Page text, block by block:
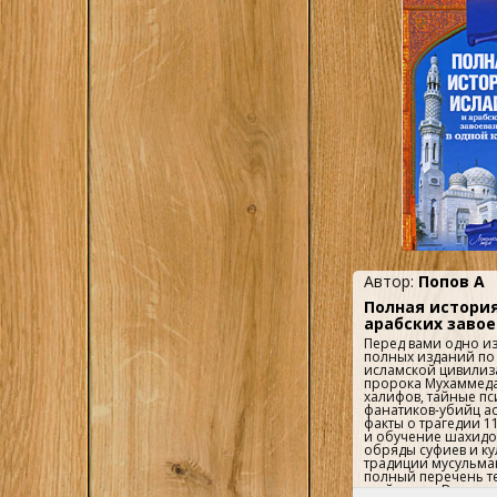
магистрантам,
специальности и
"Международные
"Политология";
читателям,
современным
политическим
Арабского
Автор: Попов А
Полная
арабских
Перед вами одно
полных изданий
исламской
пророка
халифов, тайные
фанатиков-убийц
факты о трагедии
и обучение
обряды суфиев и
традиции
полный перечень
этой книге. Вы